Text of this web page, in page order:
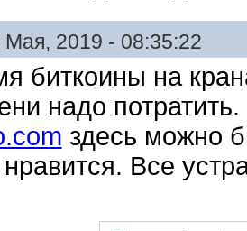
Мая, 2019 - 08:35:22
биткоины на
надо
здесь можно
Все